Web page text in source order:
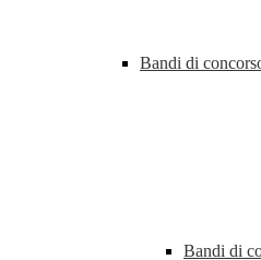
Bandi di
Bandi di